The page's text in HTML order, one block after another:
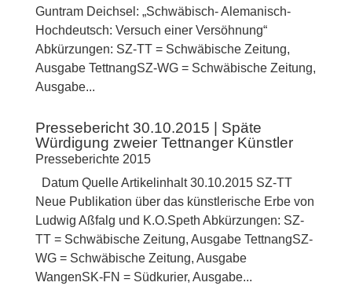
Guntram Deichsel: „Schwäbisch- Alemanisch-
Hochdeutsch: Versuch einer Versöhnung“
Abkürzungen: SZ-TT = Schwäbische Zeitung,
Ausgabe TettnangSZ-WG = Schwäbische Zeitung,
Ausgabe...
Pressebericht 30.10.2015 | Späte
Würdigung zweier Tettnanger Künstler
Presseberichte 2015
Datum Quelle Artikelinhalt 30.10.2015 SZ-TT
Neue Publikation über das künstlerische Erbe von
Ludwig Aßfalg und K.O.Speth Abkürzungen: SZ-
TT = Schwäbische Zeitung, Ausgabe TettnangSZ-
WG = Schwäbische Zeitung, Ausgabe
WangenSK-FN = Südkurier, Ausgabe...